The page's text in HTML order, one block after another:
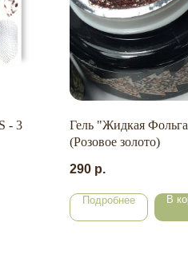
- 3
Гель "Жидкая
(Розовое золото)
290 р.
Подробнее В